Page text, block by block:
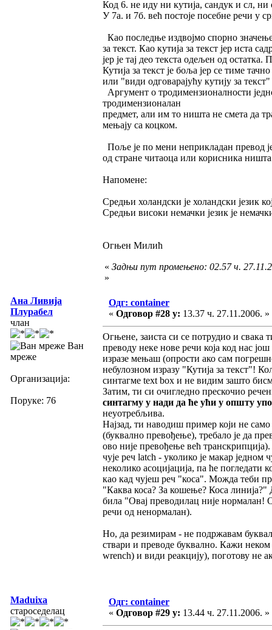
Код 6. не иду ни кутија, сандук и сл,
У 7а. и 7б. већ постоје посебне речи у
Као последње издвојмо спорно
за текст. Као кутија за текст јер иста
јер је тај део текста одељен од
Кутија за текст је боља јер се тиме
или "види одговарајућу кутију за
Аргумент о тродимензионалности
тродимензионалан
предмет, али им то ништа не смета да
мењају са коцком.
Поље је по мени неприкладан превод
од стране читаоца или корисника ништа
Напомене:
Средњи холандски је холандски језик
Средњи високи немачки језик је
Огњен Милић
« Задњи пут промењено: 02.57 ч.
»
Ана Ливија
Плурабел
члан
Ван
мреже
Организација:
Поруке: 76
Одг: container
« Одговор #28 у: 13.37 ч. 27.11.2006. »
Огњене, заиста си се потрудио и свака
преводу неке нове речи која код нас
изразе мењаш (опрости ако сам
небулозном изразу "Кутија за текст"!
синтагме text box и не видим зашто
Затим, ти си очигледно прескочио
синтагму у нади да ће ући у општу
неуотребљива.
Најзад, ти наводиш пример који не само
(буквално превођење), требало је да
ово није превођење већ
чује реч latch - уколико је макар једном
неколико асоцијација, па ће погледати
као кад чујеш реч "коса". Можда теби
"Каква коса? За кошење? Коса линија?"
била "Овај преводилац није нормалан!
речи од ненормалан).
Но, да резимирам - не подржавам
ствари и преводе буквално. Кажи
wrench) и види реакцију), поготову не
Maduixa
староседелац
Одг: container
« Одговор #29 у: 13.44 ч. 27.11.2006. »